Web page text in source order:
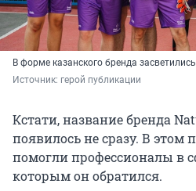
В форме казанского бренда
Источник: герой публикации
Кстати, название бренда
появилось не сразу. В
помогли профессионалы в
которым он обратился.